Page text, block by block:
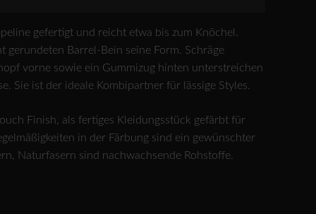
gefertigt und reicht etwa bis zum Knöchel.
gerundeten Barrel-Bein seine Form. Schräge
vorne sowie ein Gummizug hinten unterstreichen
Sie ist der ideale Kombipartner für lässige Styles.
Finish, als fertiges Kleidungsstück gefärbt für
in der Färbung sind ein gewünschter
Naturfasern sind nachwachsende Rohstoffe.